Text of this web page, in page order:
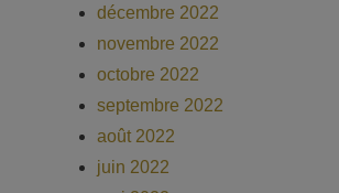
décembre 2022
novembre 2022
octobre 2022
septembre 2022
août 2022
juin 2022